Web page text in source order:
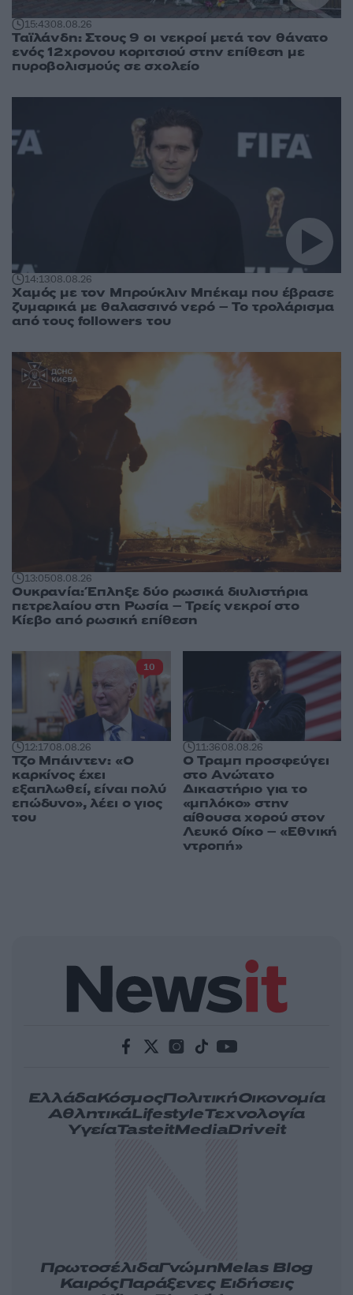
15:4308.08.26
Ταϊλάνδη: Στους 9 οι νεκροί μετά τον θάνατο
ενός 12χρονου κοριτσιού στην επίθεση με
πυροβολισμούς σε σχολείο
14:1308.08.26
Χαμός με τον Μπρούκλιν Μπέκαμ που έβρασε
ζυμαρικά με θαλασσινό νερό – Το τρολάρισμα
από τους followers του
13:0508.08.26
Ουκρανία: Έπληξε δύο ρωσικά διυλιστήρια
πετρελαίου στη Ρωσία – Τρείς νεκροί στο
Κίεβο από ρωσική επίθεση
12:1708.08.26
Τζο Μπάιντεν: «Ο
καρκίνος έχει
εξαπλωθεί, είναι πολύ
επώδυνο», λέει ο γιος
του
10
11:3608.08.26
Ο Τραμπ προσφεύγει
στο Ανώτατο
Δικαστήριο για το
«μπλόκο» στην
αίθουσα χορού στον
Λευκό Οίκο – «Εθνική
ντροπή»
ΕλλάδαΚόσμοςΠολιτικήΟικονομία
ΑθλητικάLifestyleΤεχνολογία
ΥγείαTasteitMediaDriveit
ΠρωτοσέλιδαΓνώμηMelas Blog
ΚαιρόςΠαράξενες Ειδήσεις